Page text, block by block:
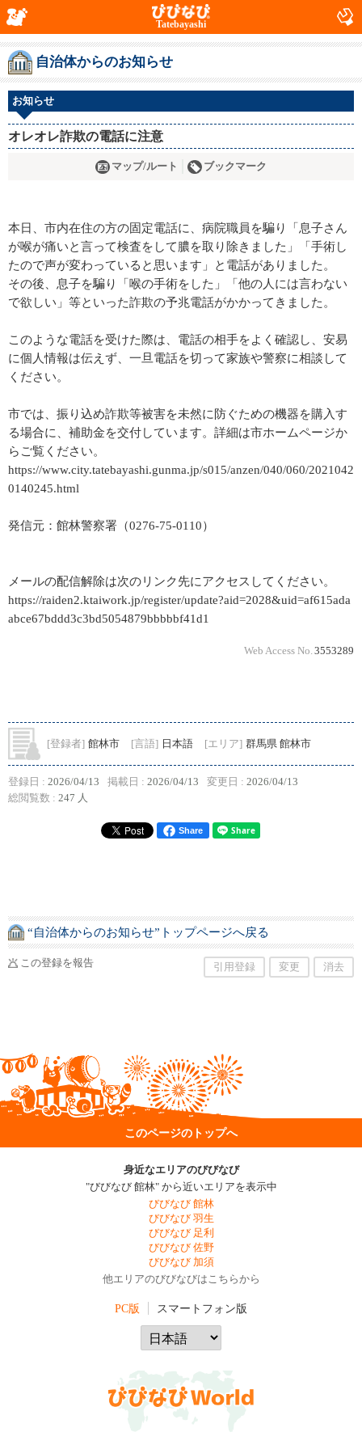
Tatebayashi
自治体からのお知らせ
お知らせ
オレオレ詐欺の電話に注意
マップ/ルート ブックマーク
本日、市内在住の方の固定電話に、病院職員を騙り「息子さん
が喉が痛いと言って検査をして膿を取り除きました」「手術し
たので声が変わっていると思います」と電話がありました。
その後、息子を騙り「喉の手術をした」「他の人には言わない
で欲しい」等といった詐欺の予兆電話がかかってきました。
このような電話を受けた際は、電話の相手をよく確認し、安易
に個人情報は伝えず、一旦電話を切って家族や警察に相談して
ください。
市では、振り込め詐欺等被害を未然に防ぐための機器を購入す
る場合に、補助金を交付しています。詳細は市ホームページか
らご覧ください。
https://www.city.tatebayashi.gunma.jp/s015/anzen/040/060/2021042
0140245.html
発信元：館林警察署（0276-75-0110）
メールの配信解除は次のリンク先にアクセスしてください。
https://raiden2.ktaiwork.jp/register/update?aid=2028&uid=af615ada
abce67bddd3c3bd5054879bbbbbf41d1
Web Access No. 3553289
[登録者] 館林市 [言語] 日本語 [エリア] 群馬県 館林市
登録日 : 2026/04/13 掲載日 : 2026/04/13 変更日 : 2026/04/13
総閲覧数 : 247 人
Share
“自治体からのお知らせ”トップページへ戻る
この登録を報告 引用登録 変更 消去
このページのトップへ
身近なエリアのびびなび
"びびなび 館林" から近いエリアを表示中
びびなび 館林
びびなび 羽生
びびなび 足利
びびなび 佐野
びびなび 加須
他エリアのびびなびはこちらから
PC版 スマートフォン版